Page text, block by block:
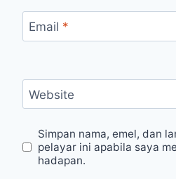
Email *
Website
Simpan nama, emel, dan
pelayar ini apabila saya
hadapan.